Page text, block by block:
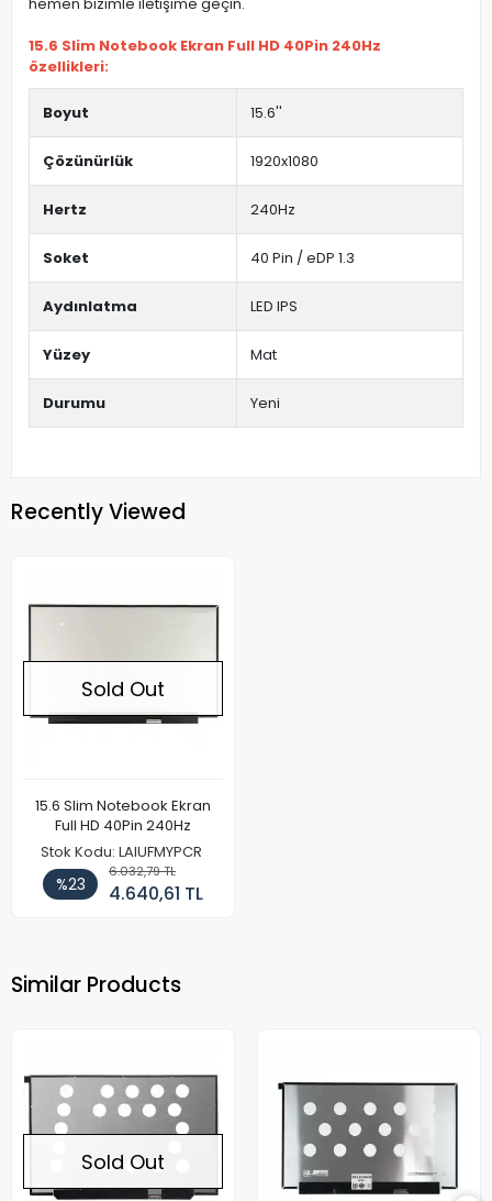
15.6 Slim Notebook Ekran Full HD 40Pin 240Hz
özellikleri:
Boyut 15.6''
Çözünürlük 1920x1080
Hertz 240Hz
Soket 40 Pin / eDP 1.3
Aydınlatma LED IPS
Yüzey Mat
Durumu Yeni
Recently Viewed
Sold Out
15.6 Slim Notebook Ekran
Full HD 40Pin 240Hz
Stok Kodu: LAIUFMYPCR
%23
6.032,79 TL
4.640,61 TL
Similar Products
Sold Out